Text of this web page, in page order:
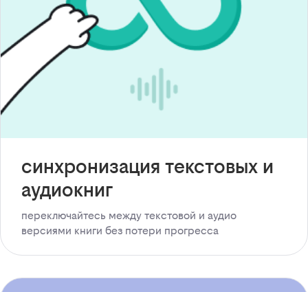
синхронизация текстовых и
аудиокниг
переключайтесь между текстовой и аудио
версиями книги без потери прогресса